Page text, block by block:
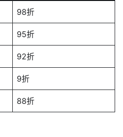
98折
95折
92折
9折
88折